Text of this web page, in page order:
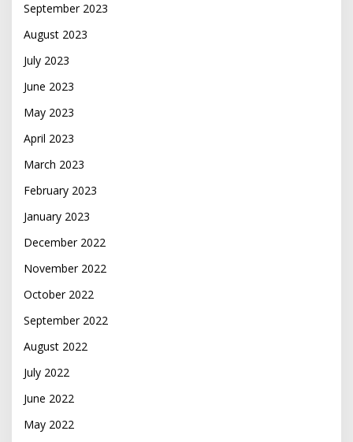
September 2023
August 2023
July 2023
June 2023
May 2023
April 2023
March 2023
February 2023
January 2023
December 2022
November 2022
October 2022
September 2022
August 2022
July 2022
June 2022
May 2022